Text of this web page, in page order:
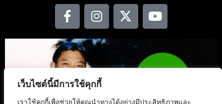
เว็บไซต์นี้มีการใช้คุกกี้
เราใช้คุกกี้เพื่อช่วยให้คุณนำทางได้อย่างมีประสิทธิภาพและ